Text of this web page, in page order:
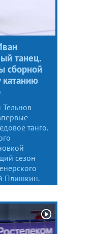
танец.
сборной
катанию
танго.
сезон
Плишкин.